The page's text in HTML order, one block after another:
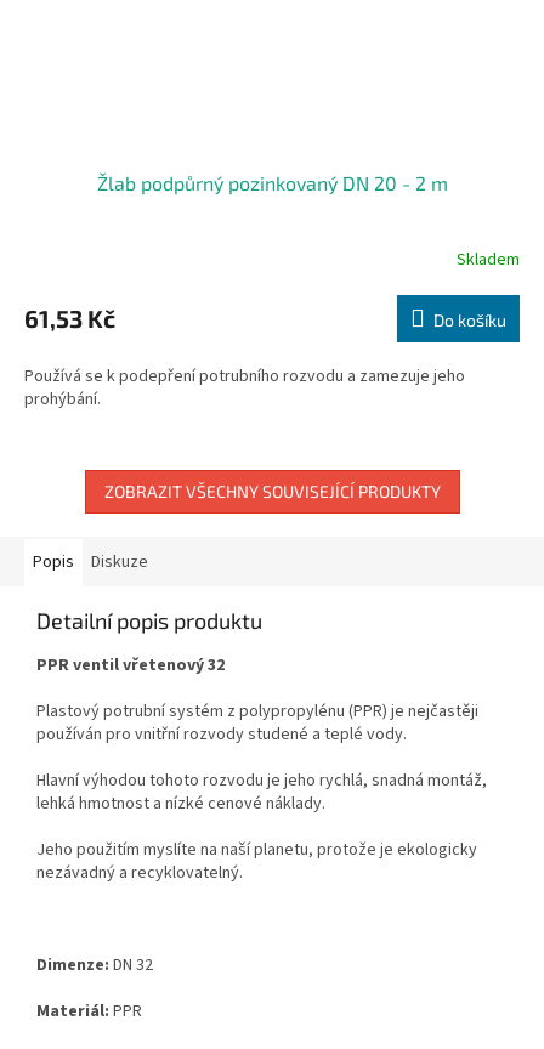
Žlab podpůrný pozinkovaný DN 20 - 2 m
Skladem
61,53 Kč Do košíku
Používá se k podepření potrubního rozvodu a zamezuje jeho
prohýbání.
ZOBRAZIT VŠECHNY SOUVISEJÍCÍ PRODUKTY
Popis Diskuze
Detailní popis produktu
PPR ventil vřetenový 32
Plastový potrubní systém z polypropylénu (PPR) je nejčastěji
používán pro vnitřní rozvody studené a teplé vody.
Hlavní výhodou tohoto rozvodu je jeho rychlá, snadná montáž,
lehká hmotnost a nízké cenové náklady.
Jeho použitím myslíte na naší planetu, protože je ekologicky
nezávadný a recyklovatelný.
Dimenze: DN 32
Materiál: PPR